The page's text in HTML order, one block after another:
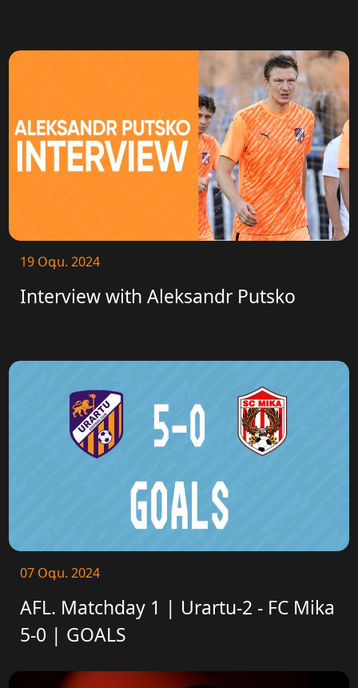
19 Օգս. 2024
Interview with Aleksandr Putsko
07 Օգս. 2024
AFL. Matchday 1 | Urartu-2 - FC Mika
5-0 | GOALS